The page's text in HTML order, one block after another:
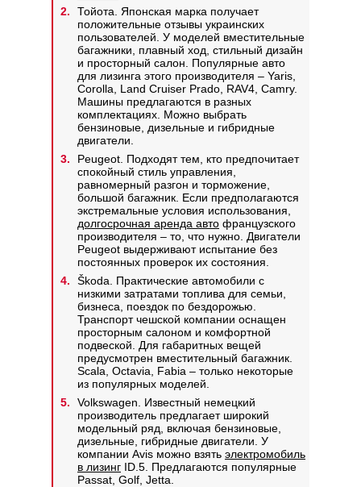
Тойота. Японская марка получает
положительные отзывы украинских
пользователей. У моделей вместительные
багажники, плавный ход, стильный дизайн
и просторный салон. Популярные авто
для лизинга этого производителя – Yaris,
Corolla, Land Cruiser Prado, RAV4, Camry.
Машины предлагаются в разных
комплектациях. Можно выбрать
бензиновые, дизельные и гибридные
двигатели.
Peugeot. Подходят тем, кто предпочитает
спокойный стиль управления,
равномерный разгон и торможение,
большой багажник. Если предполагаются
экстремальные условия использования,
долгосрочная аренда авто французского
производителя – то, что нужно. Двигатели
Peugeot выдерживают испытание без
постоянных проверок их состояния.
Škoda. Практические автомобили с
низкими затратами топлива для семьи,
бизнеса, поездок по бездорожью.
Транспорт чешской компании оснащен
просторным салоном и комфортной
подвеской. Для габаритных вещей
предусмотрен вместительный багажник.
Scala, Octavia, Fabia – только некоторые
из популярных моделей.
Volkswagen. Известный немецкий
производитель предлагает широкий
модельный ряд, включая бензиновые,
дизельные, гибридные двигатели. У
компании Avis можно взять электромобиль
в лизинг ID.5. Предлагаются популярные
Passat, Golf, Jetta.